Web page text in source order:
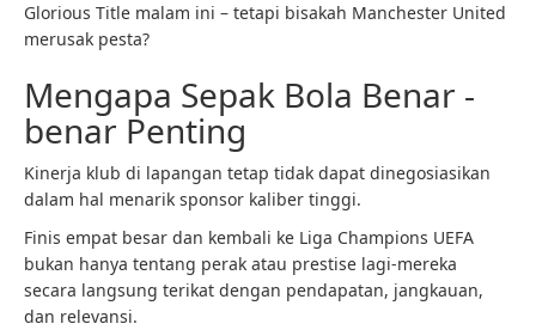
Glorious Title malam ini – tetapi bisakah Manchester United
merusak pesta?
Mengapa Sepak Bola Benar -
benar Penting
Kinerja klub di lapangan tetap tidak dapat dinegosiasikan
dalam hal menarik sponsor kaliber tinggi.
Finis empat besar dan kembali ke Liga Champions UEFA
bukan hanya tentang perak atau prestise lagi-mereka
secara langsung terikat dengan pendapatan, jangkauan,
dan relevansi.